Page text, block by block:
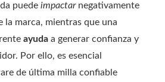
puede impactarnegativamente
la marca, mientras que una
ayuda a generar confianza y
Por ello, es esencial
de última milla confiable